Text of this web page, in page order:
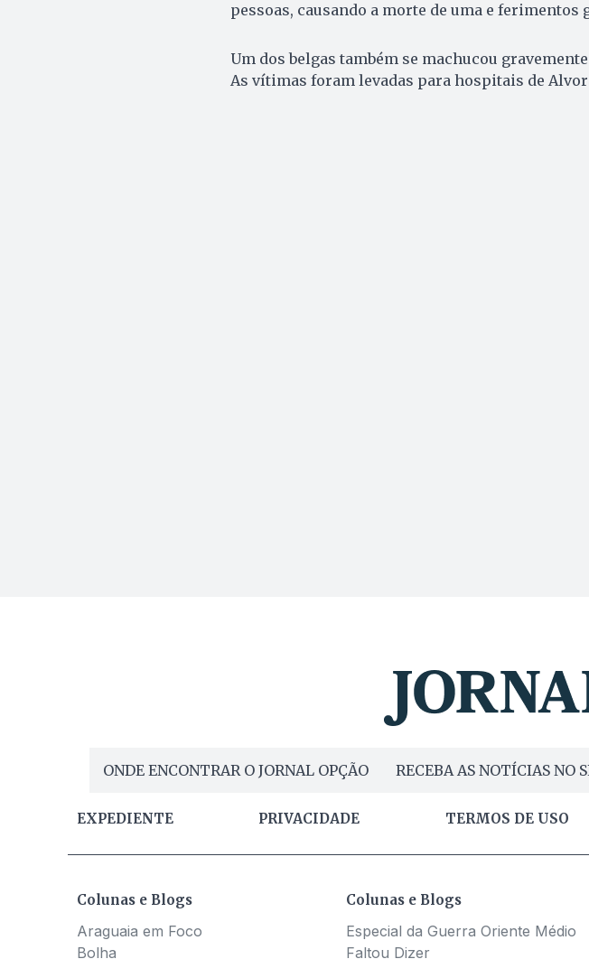
pessoas, causando a morte de uma e ferimentos
Um dos belgas também se machucou
As vítimas foram levadas para hospitais de
ONDE ENCONTRAR O JORNAL OPÇÃO RECEBA AS NOTÍCIAS NO
EXPEDIENTE PRIVACIDADE TERMOS DE USO
Colunas e Blogs
Araguaia em Foco
Bolha
Colunas e Blogs
Especial da Guerra Oriente Médio
Faltou Dizer